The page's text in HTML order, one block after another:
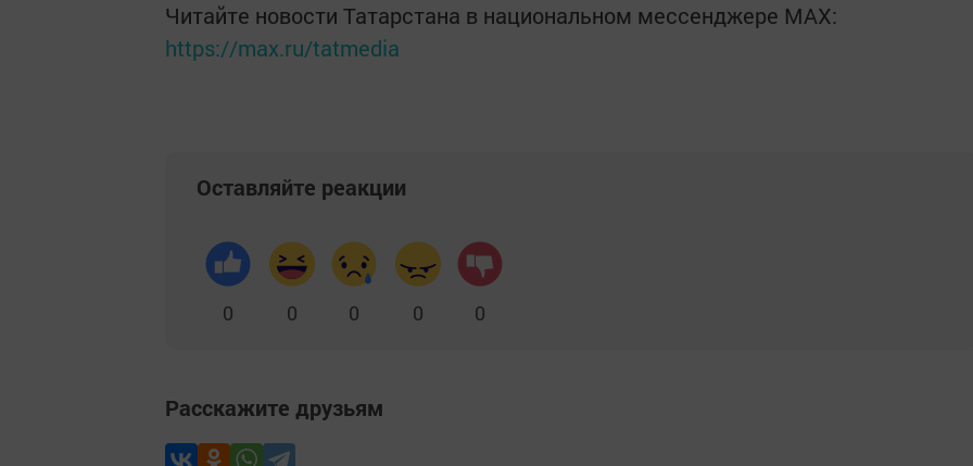
Читайте новости Татарстана в национальном мессенджере MАХ:
https://max.ru/tatmedia
Оставляйте реакции
0 0 0 0 0
Расскажите друзьям